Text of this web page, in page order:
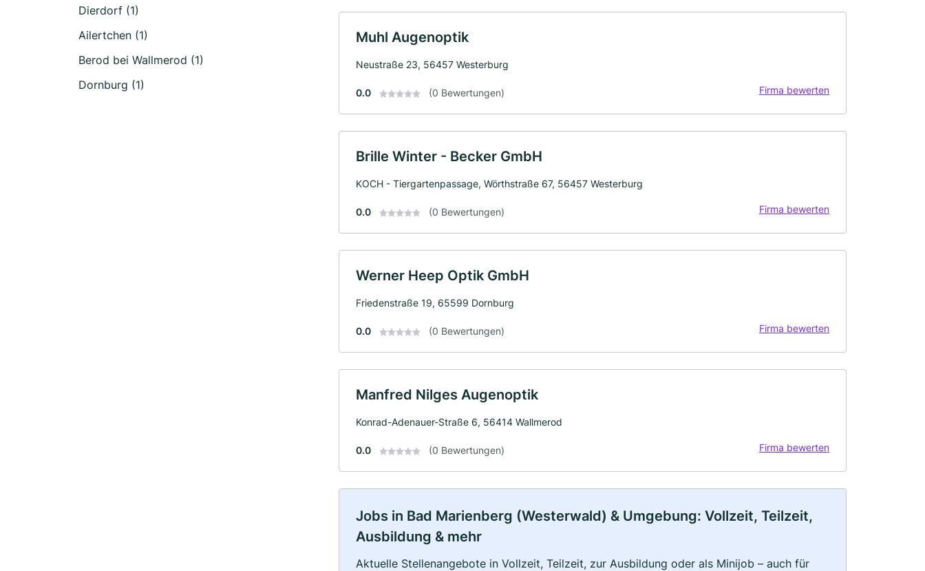
Dierdorf (1)
Ailertchen (1)
Berod bei Wallmerod (1)
Dornburg (1)
Muhl Augenoptik
Neustraße 23, 56457 Westerburg
0.0 (0 Bewertungen) Firma bewerten
Brille Winter - Becker GmbH
KOCH - Tiergartenpassage, Wörthstraße 67, 56457 Westerburg
0.0 (0 Bewertungen) Firma bewerten
Werner Heep Optik GmbH
Friedenstraße 19, 65599 Dornburg
0.0 (0 Bewertungen) Firma bewerten
Manfred Nilges Augenoptik
Konrad-Adenauer-Straße 6, 56414 Wallmerod
0.0 (0 Bewertungen) Firma bewerten
Jobs in Bad Marienberg (Westerwald) & Umgebung: Vollzeit, Teilzeit,
Ausbildung & mehr
Aktuelle Stellenangebote in Vollzeit, Teilzeit, zur Ausbildung oder als Minijob – auch für